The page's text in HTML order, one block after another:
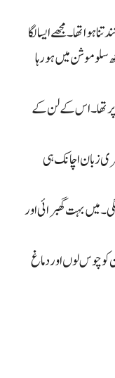
ہوا تھا۔ مجھے ایسا لگا
سلوموشن میں ہو رہا
3 انچ کی دوری پر تھا۔ اس کے لن کے
زبان اچانک ہی
میں بہت گھبرائی اور
کو چوس لوں اور دماغ